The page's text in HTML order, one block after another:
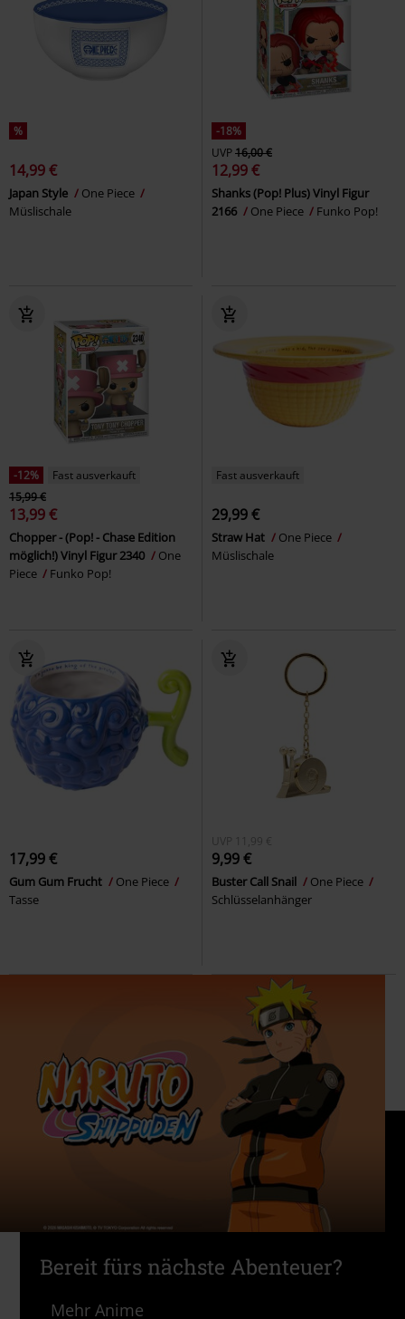
%
14,99 €
Japan Style
One Piece
Müslischale
-18%
UVP16,00 €
12,99 €
Shanks (Pop! Plus) Vinyl Figur
2166
One Piece Funko Pop!
-12%
Fast ausverkauft
15,99 €
13,99 €
Chopper - (Pop! - Chase Edition
möglich!) Vinyl Figur 2340
One
Piece
Funko Pop!
Fast ausverkauft
29,99 €
Straw Hat
One Piece
Müslischale
17,99 €
Gum Gum Frucht
One Piece
Tasse
UVP 11,99 €
9,99 €
Buster Call Snail
One Piece
Schlüsselanhänger
Bereit fürs nächste Abenteuer?
Mehr Anime